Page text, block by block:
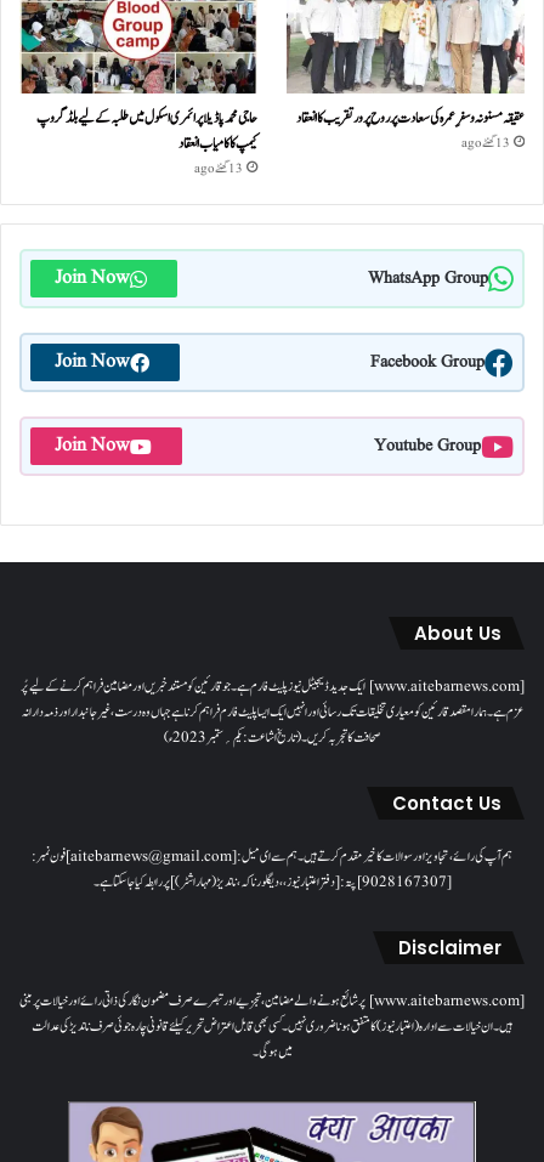
عقیقہ مسنونہ و سفرِ عمرہ کی سعادت پر روح پرور تقریب کا انعقاد
13 گھنٹے ago
حاجی محمد پاڈیلا پرائمری اسکول میں طلبہ کے لیے بلڈ گروپ
کیمپ کا کامیاب انعقاد
13 گھنٹے ago
WhatsApp Group
Join Now
Facebook Group
Join Now
Youtube Group
Join Now
About Us
[www.aitebarnews.com] ایک جدید ڈیجیٹل نیوز پلیٹ فارم ہے۔ جو قارئین کو مستند خبریں اور مضامین فراہم کرنے کے لیے پُر
عزم ہے۔ ہمارا مقصدقارئین کو معیاری تخلیقات تک رسائی اور انہیں ایک ایسا پلیٹ فارم فراہم کرنا ہے جہاں وہ درست، غیر جانبدار اور ذمہ دارانہ
صحافت کا تجربہ کریں۔( تاریخ اشاعت : یکم؍ ستمبر 2023ء)
Contact Us
ہم آپ کی رائے، تجاویز اور سوالات کا خیرمقدم کرتے ہیں۔ ہم سےای میل: [aitebarnews@gmail.com]فون نمبر:
[9028167307]پتہ: [دفتر اعتبار نیوز، ، دیگلور ناکہ، ناندیڑ(مہاراشٹر) ] پر رابطہ کیا جاسکتا ہے۔
Disclaimer
[www.aitebarnews.com] پر شائع ہونے والے مضامین، تجزیے اور تبصرے صرف مضمون نگار کی ذاتی رائے اور خیالات پر مبنی
ہیں۔ ان خیالات سے ادارہ (اعتبار نیوز) کا متفق ہونا ضروری نہیں۔ کسی بھی قابل اعتراض تحریر کیلئے قانونی چارہ جوئی صرف ناندیڑ کی عدالت
میں ہوگی۔